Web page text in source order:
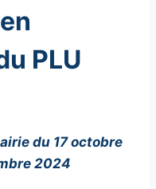
PLU
du 17 octobre
2024